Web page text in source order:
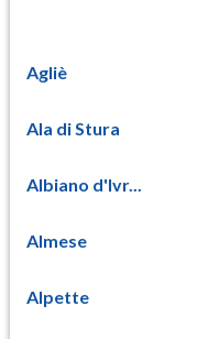
Agliè
Ala di Stura
Albiano d'Ivr...
Almese
Alpette